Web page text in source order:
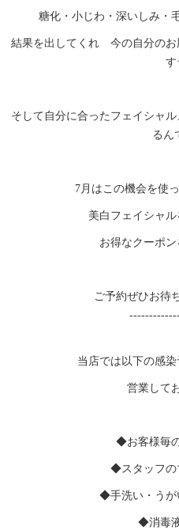
糖化・小じわ・深いしみ・
結果を出してくれ 今の自分のお
そして自分に合ったフェイシャ
るん
7月はこの機会を使
美白フェイシャル
お得なクーポン
ご予約ぜひお待
当店では以下の感
営業して
◆お客様毎
◆スタッフの
◆手洗い・うが
◆消毒